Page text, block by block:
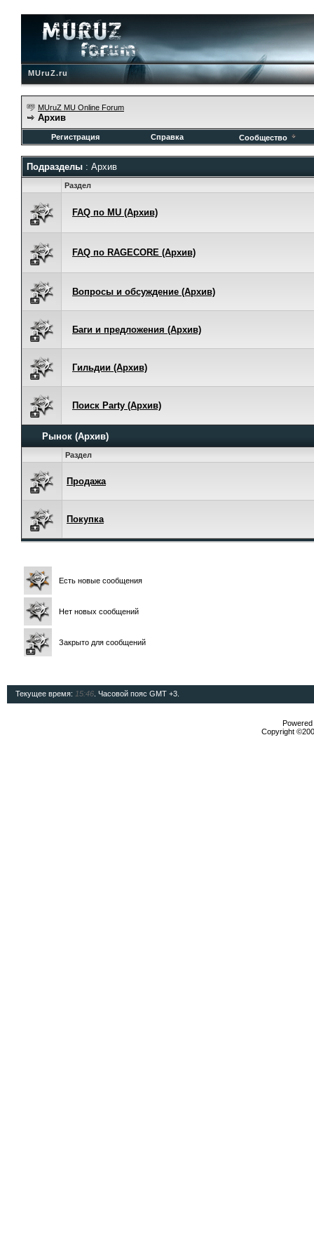
MUruZ.ru
MUruZ MU Online Forum
Архив
Регистрация Справка Сообщество
Подразделы : Архив
Раздел
FAQ по MU (Архив)
FAQ по RAGECORE (Архив)
Вопросы и обсуждение (Архив)
Баги и предложения (Архив)
Гильдии (Архив)
Поиск Party (Архив)
Рынок (Архив)
Раздел
Продажа
Покупка
Есть новые сообщения
Нет новых сообщений
Закрыто для сообщений
Текущее время: 15:46 . Часовой пояс GMT +3.
Copyright